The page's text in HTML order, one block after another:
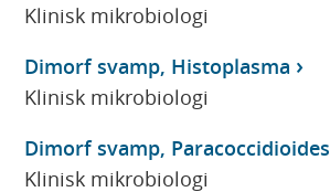
Klinisk mikrobiologi
Dimorf svamp, Histoplasma
Klinisk mikrobiologi
Dimorf svamp, Paracoccidioides
Klinisk mikrobiologi